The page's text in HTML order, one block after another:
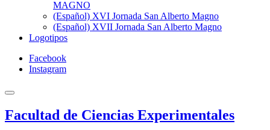
MAGNO
(Español) XVI Jornada San Alberto Magno
(Español) XVII Jornada San Alberto Magno
Logotipos
Facebook
Instagram
Facultad de Ciencias Experimentales